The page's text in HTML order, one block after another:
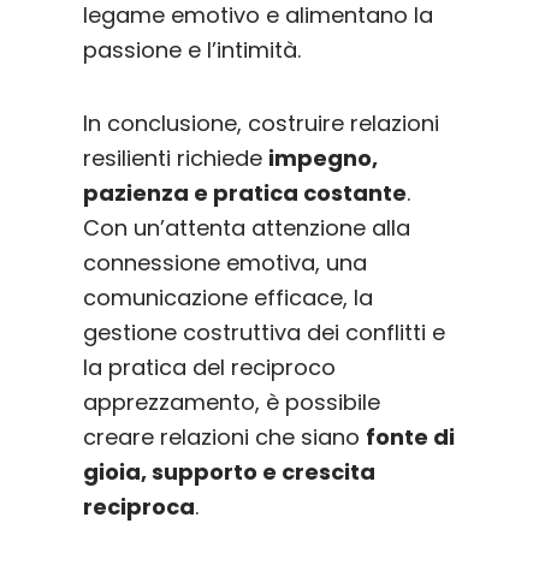
legame emotivo e alimentano la
passione e l’intimità.
In conclusione, costruire relazioni
resilienti richiede impegno,
pazienza e pratica costante.
Con un’attenta attenzione alla
connessione emotiva, una
comunicazione efficace, la
gestione costruttiva dei conflitti e
la pratica del reciproco
apprezzamento, è possibile
creare relazioni che siano fonte di
gioia, supporto e crescita
reciproca.